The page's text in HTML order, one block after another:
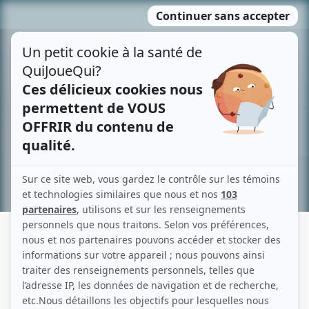
MENU
contenu
Recherche avancée »
MARIE-ÈVE RACINE-LEGENDRE
Liens
Fiche de Marie-Ève Racine-Legendre sur Showbizz.net